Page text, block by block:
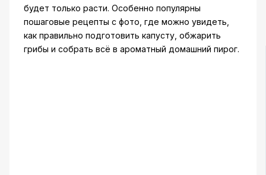
будет только расти. Особенно популярны
пошаговые рецепты с фото, где можно увидеть,
как правильно подготовить капусту, обжарить
грибы и собрать всё в ароматный домашний пирог.